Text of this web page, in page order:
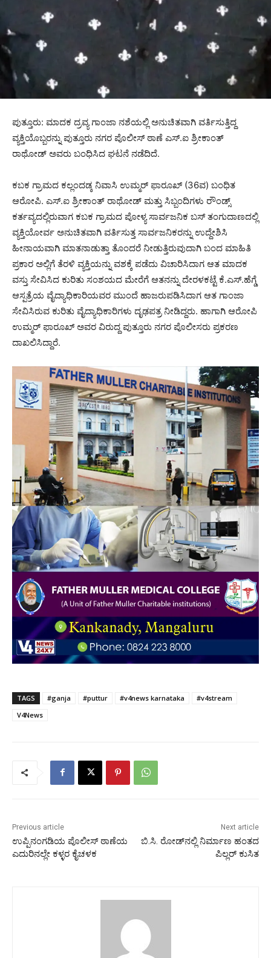
ಪುತ್ತೂರು: ಮಾದಕ ದ್ರವ್ಯ ಗಾಂಜಾ ನಶೆಯಲ್ಲಿ ಅನುಚಿತವಾಗಿ ವರ್ತಿಸುತ್ತಿದ್ದ
ವ್ಯಕ್ತಿಯೊಬ್ಬರನ್ನು ಪುತ್ತೂರು ನಗರ ಪೊಲೀಸ್ ಠಾಣೆ ಎಸ್.ಐ ಶ್ರೀಕಾಂತ್
ರಾಥೋಡ್ ಅವರು ಬಂಧಿಸಿದ ಘಟನೆ ನಡೆದಿದೆ.
ಕಬಕ ಗ್ರಾಮದ ಕಲ್ಲಂದಡ್ಕ ನಿವಾಸಿ ಉಮ್ಮರ್ ಫಾರೂಖ್ (36ವ) ಬಂಧಿತ
ಆರೋಪಿ. ಎಸ್.ಐ ಶ್ರೀಕಾಂತ್ ರಾಥೋಡ್ ಮತ್ತು ಸಿಬ್ಬಂದಿಗಳು ರೌಂಡ್ಸ್
ಕರ್ತವ್ಯದಲ್ಲಿರುವಾಗ ಕಬಕ ಗ್ರಾಮದ ಪೋಳ್ಯ ಸಾರ್ವಜನಿಕ ಬಸ್ ತಂಗುದಾಣದಲ್ಲಿ
ವ್ಯಕ್ತಿಯೋರ್ವ ಅನುಚಿತವಾಗಿ ವರ್ತಿಸುತ್ತ ಸಾರ್ವಜನಿಕರನ್ನು ಉದ್ದೇಶಿಸಿ
ಹೀನಾಯವಾಗಿ ಮಾತನಾಡುತ್ತಾ ತೊಂದರೆ ನೀಡುತ್ತಿರುವುದಾಗಿ ಬಂದ ಮಾಹಿತಿ
ಪ್ರಕಾರ ಅಲ್ಲಿಗೆ ತೆರಳಿ ವ್ಯಕ್ತಿಯನ್ನು ವಶಕ್ಕೆ ಪಡೆದು ವಿಚಾರಿಸಿದಾಗ ಆತ ಮಾದಕ
ವಸ್ತು ಸೇವಿಸಿದ ಕುರಿತು ಸಂಶಯದ ಮೇರೆಗೆ ಆತನನ್ನು ದೇರಳಕಟ್ಟೆ ಕೆ.ಎಸ್.ಹೆಗ್ಡೆ
ಆಸ್ಪತ್ರೆಯ ವೈದ್ಯಾಧಿಕಾರಿಯವರ ಮುಂದೆ ಹಾಜರುಪಡಿಸಿದಾಗ ಆತ ಗಾಂಜಾ
ಸೇವಿಸಿರುವ ಕುರಿತು ವೈದ್ಯಾಧಿಕಾರಿಗಳು ದೃಢಪತ್ರ ನೀಡಿದ್ದರು. ಹಾಗಾಗಿ ಆರೋಪಿ
ಉಮ್ಮರ್ ಫಾರೂಖ್ ಅವರ ವಿರುದ್ದ ಪುತ್ತೂರು ನಗರ ಪೊಲೀಸರು ಪ್ರಕರಣ
ದಾಖಲಿಸಿದ್ದಾರೆ.
TAGS #ganja #puttur #v4news karnataka
#v4stream
V4News
Previous article
ಉಪ್ಪಿನಂಗಡಿಯ ಪೊಲೀಸ್ ಠಾಣೆಯ
ಎದುರಿನಲ್ಲೇ ಕಳ್ಳರ ಕೈಚಳಕ
Next article
ಬಿ.ಸಿ. ರೋಡ್‍ನಲ್ಲಿ ನಿರ್ಮಾಣ ಹಂತದ
ಪಿಲ್ಲರ್ ಕುಸಿತ